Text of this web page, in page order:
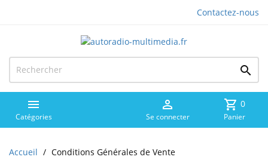
Contactez-nous


Catégories

Se connecter
shopping_cart 0
Panier
Accueil Conditions Générales de Vente